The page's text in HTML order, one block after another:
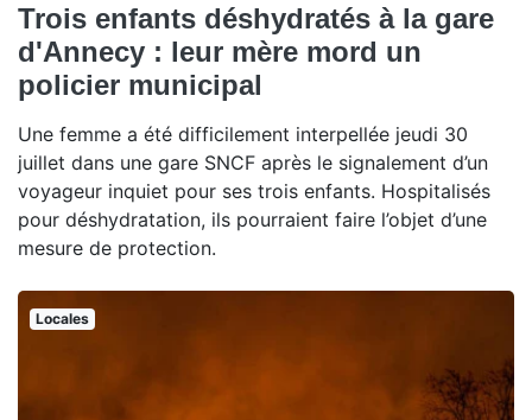
Trois enfants déshydratés à la gare
d'Annecy : leur mère mord un
policier municipal
Une femme a été difficilement interpellée jeudi 30
juillet dans une gare SNCF après le signalement d’un
voyageur inquiet pour ses trois enfants. Hospitalisés
pour déshydratation, ils pourraient faire l’objet d’une
mesure de protection.
Locales